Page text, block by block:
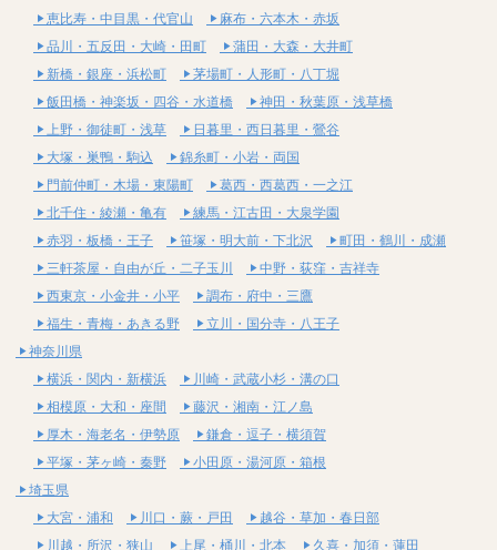
恵比寿・中目黒・代官山
麻布・六本木・赤坂
品川・五反田・大崎・田町
蒲田・大森・大井町
新橋・銀座・浜松町
茅場町・人形町・八丁堀
飯田橋・神楽坂・四谷・水道橋
神田・秋葉原・浅草橋
上野・御徒町・浅草
日暮里・西日暮里・鶯谷
大塚・巣鴨・駒込
錦糸町・小岩・両国
門前仲町・木場・東陽町
葛西・西葛西・一之江
北千住・綾瀬・亀有
練馬・江古田・大泉学園
赤羽・板橋・王子
笹塚・明大前・下北沢
町田・鶴川・成瀬
三軒茶屋・自由が丘・二子玉川
中野・荻窪・吉祥寺
西東京・小金井・小平
調布・府中・三鷹
福生・青梅・あきる野
立川・国分寺・八王子
神奈川県
横浜・関内・新横浜
川崎・武蔵小杉・溝の口
相模原・大和・座間
藤沢・湘南・江ノ島
厚木・海老名・伊勢原
鎌倉・逗子・横須賀
平塚・茅ヶ崎・秦野
小田原・湯河原・箱根
埼玉県
大宮・浦和
川口・蕨・戸田
越谷・草加・春日部
川越・所沢・狭山
上尾・桶川・北本 久喜・加須・蓮田